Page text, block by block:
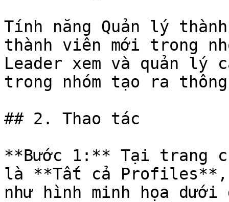
Tính năng Quản lý
thành viên mới trong
Leader xem và quản lý
trong nhóm tạo ra
## 2. Thao tác
**Bước 1:** Tại trang
là **Tất cả Profiles**,
như hình minh họa dưới